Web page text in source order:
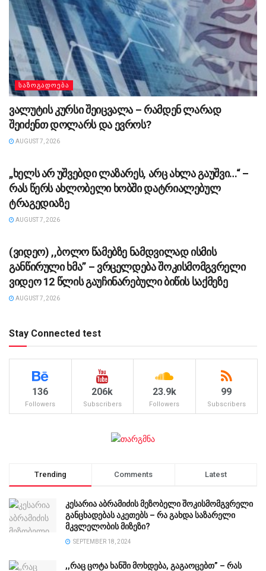
ᲡᲐᲖᲝᲒᲐᲓᲝᲔᲑᲐ
ვალუტის კურსი შეიცვალა – რამდენ ლარად
შეიძენთ დოლარს და ევროს?
AUGUST 7, 2026
„ხელს არ უშვებდი ლაზარეს, არც ახლა გაუშვი…“ –
რას წერს ახლობელი ხობში დატრიალებულ
ტრაგედიაზე
AUGUST 7, 2026
(ვიდეო) ,,ბოლო წამებზე ნამდვილად ისმის
განწირული ხმა” – ვრცელდება შოკისმომგვრელი
ვიდეო 12 წლის გაუჩინარებული ბიწის საქმეზე
AUGUST 7, 2026
Stay Connected test
136
Followers
206k
Subscribers
23.9k
Followers
99
Subscribers
Trending Comments Latest
კესარია აბრამიძის მეზობელი შოკისმომგვრელი
განცხადებას აკეთებს – რა გახდა საზარელი
მკვლელობის მიზეზი?
SEPTEMBER 18, 2024
,,რაც ცოტა ხანში მოხდება, გაგაოცებთ” – რას